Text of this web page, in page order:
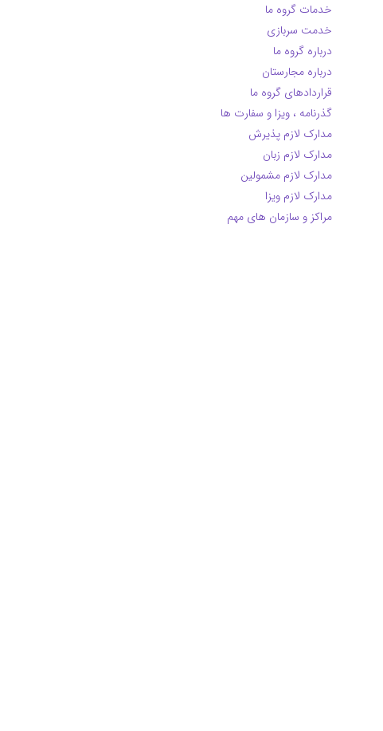
خدمات گروه ما
خدمت سربازی
درباره گروه ما
درباره مجارستان
قراردادهای گروه ما
گذرنامه ، ویزا و سفارت ها
مدارک لازم پذیرش
مدارک لازم زبان
مدارک لازم مشمولین
مدارک لازم ویزا
مراکز و سازمان های مهم